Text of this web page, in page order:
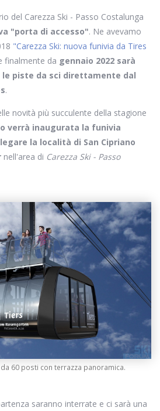
del Carezza Ski - Passo Costalunga
"porta di accesso". Ne avevamo
"Carezza Ski: nuova funivia da Tires
finalmente da gennaio 2022 sarà
piste da sci direttamente dal
.
novità più succulente della stagione
verrà inaugurata la funivia
la località di San Cipriano
nell'area di Carezza Ski - Passo
60 posti con terrazza panoramica.
saranno interrate e ci sarà una